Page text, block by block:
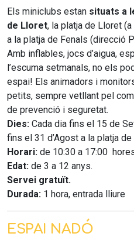
Els miniclubs estan situats a
de Lloret, la platja de Lloret
a la platja de Fenals (direcció
Amb inflables, jocs d’aigua,
l’escuma setmanals, no els
espai! Els animadors i
petits, sempre vetllant pel
de prevenció i seguretat.
Dies: Cada dia fins el 15 de
fins el 31 d’Agost a la platja de
Horari: de 10:30 a 17:00
Edat: de 3 a 12 anys.
Servei gratuït.
Durada: 1 hora, entrada lliure
ESPAI NADÓ